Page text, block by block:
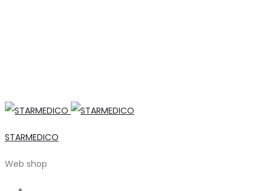
STARMEDICO
Web shop